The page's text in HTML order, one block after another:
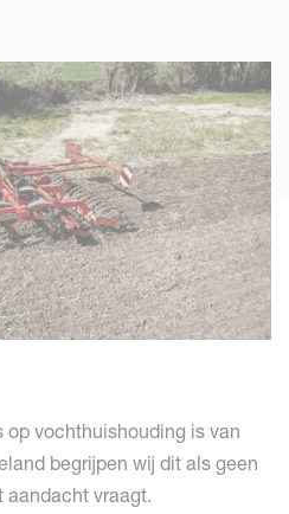
vochthuishouding is van
begrijpen wij dit als geen
aandacht vraagt.